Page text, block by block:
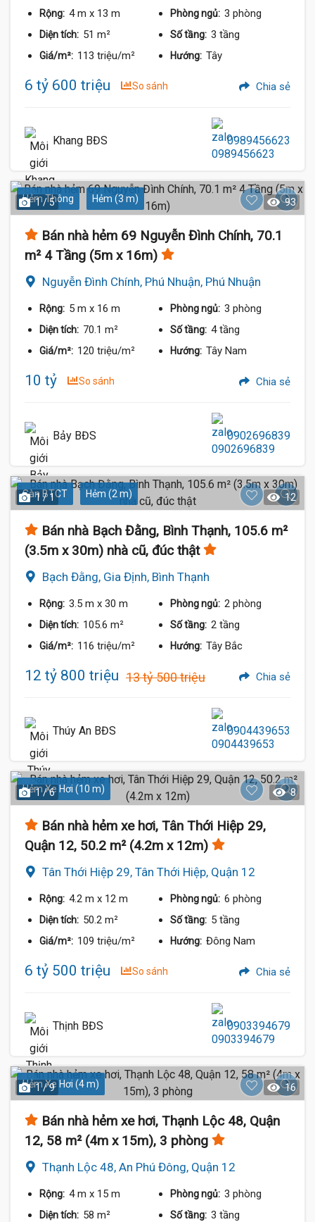
Rộng: 4 m x 13 m Phòng ngủ: 3 phòng
Diện tích: 51 m² Số tầng: 3 tầng
Giá/m²: 113 triệu/m² Hướng: Tây
6 tỷ 600 triệu So sánh Chia sẻ
Khang BĐS 0989456623
Hẻm Thông Hẻm (3 m)
1 / 5 93
Bán nhà hẻm 69 Nguyễn Đình Chính, 70.1
m² 4 Tầng (5m x 16m)
Nguyễn Đình Chính, Phú Nhuận, Phú Nhuận
Rộng: 5 m x 16 m Phòng ngủ: 3 phòng
Diện tích: 70.1 m² Số tầng: 4 tầng
Giá/m²: 120 triệu/m² Hướng: Tây Nam
10 tỷ So sánh Chia sẻ
Bảy BĐS 0902696839
Sàn BTCT Hẻm (2 m)
1 / 1 12
Bán nhà Bạch Đằng, Bình Thạnh, 105.6 m²
(3.5m x 30m) nhà cũ, đúc thật
Bạch Đằng, Gia Định, Bình Thạnh
Rộng: 3.5 m x 30 m Phòng ngủ: 2 phòng
Diện tích: 105.6 m² Số tầng: 2 tầng
Giá/m²: 116 triệu/m² Hướng: Tây Bắc
12 tỷ 800 triệu 13 tỷ 500 triệu Chia sẻ
Thúy An BĐS 0904439653
Hẻm Xe Hơi (10 m)
1 / 6 8
Bán nhà hẻm xe hơi, Tân Thới Hiệp 29,
Quận 12, 50.2 m² (4.2m x 12m)
Tân Thới Hiệp 29, Tân Thới Hiệp, Quận 12
Rộng: 4.2 m x 12 m Phòng ngủ: 6 phòng
Diện tích: 50.2 m² Số tầng: 5 tầng
Giá/m²: 109 triệu/m² Hướng: Đông Nam
6 tỷ 500 triệu So sánh Chia sẻ
Thịnh BĐS 0903394679
Hẻm Xe Hơi (4 m)
1 / 9 16
Bán nhà hẻm xe hơi, Thạnh Lộc 48, Quận
12, 58 m² (4m x 15m), 3 phòng
Thạnh Lộc 48, An Phú Đông, Quận 12
Rộng: 4 m x 15 m Phòng ngủ: 3 phòng
Diện tích: 58 m² Số tầng: 3 tầng